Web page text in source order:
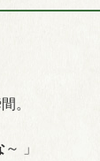
。
～ 」